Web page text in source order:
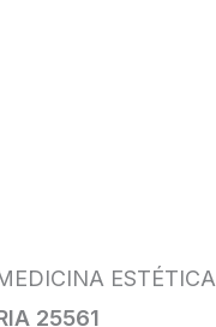
ESTÉTICA
25561